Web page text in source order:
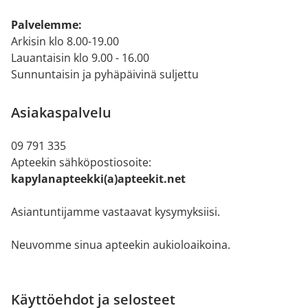
Palvelemme:
Arkisin klo 8.00-19.00
Lauantaisin klo 9.00 - 16.00
Sunnuntaisin ja pyhäpäivinä suljettu
Asiakaspalvelu
09 791 335
Apteekin sähköpostiosoite:
kapylanapteekki(a)apteekit.net
Asiantuntijamme vastaavat kysymyksiisi.
Neuvomme sinua apteekin aukioloaikoina.
Käyttöehdot ja selosteet